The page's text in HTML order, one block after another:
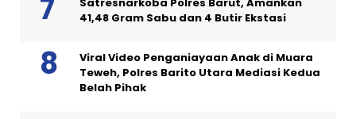
41,48 Gram Sabu dan 4 Butir Ekstasi
Viral Video Penganiayaan Anak di Muara
Teweh, Polres Barito Utara Mediasi Kedua
Belah Pihak